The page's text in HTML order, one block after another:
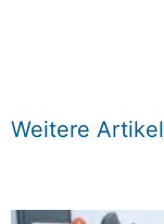
Weitere Artikel